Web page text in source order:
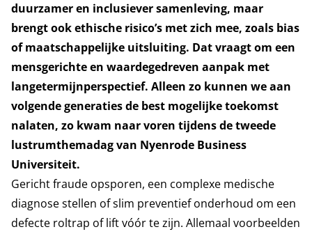
duurzamer en inclusiever samenleving, maar
brengt ook ethische risico’s met zich mee, zoals bias
of maatschappelijke uitsluiting. Dat vraagt om een
mensgerichte en waardegedreven aanpak met
langetermijnperspectief. Alleen zo kunnen we aan
volgende generaties de best mogelijke toekomst
nalaten, zo kwam naar voren tijdens de tweede
lustrumthemadag van Nyenrode Business
Universiteit.
Gericht fraude opsporen, een complexe medische
diagnose stellen of slim preventief onderhoud om een
defecte roltrap of lift vóór te zijn. Allemaal voorbeelden